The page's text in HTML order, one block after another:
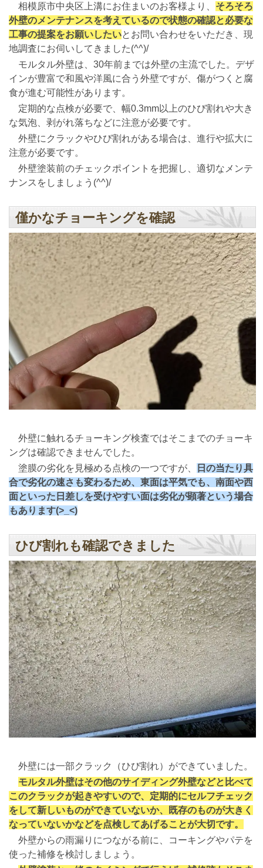
相模原市中央区上溝にお住まいのお客様より、 そろそろ
外壁のメンテナンスを考えているので状態の確認と必要な
工事の提案をお願いしたいとお問い合わせをいただき、現
地調査にお伺いしてきました(^^)/
モルタル外壁は、30年前までは外壁の主流でした。デザ
インが豊富で和風や洋風に合う外壁ですが、傷がつくと腐
食が進む可能性があります。
定期的な点検が必要で、幅0.3mm以上のひび割れや大き
な気泡、剥がれ落ちなどに注意が必要です。
外壁にクラックやひび割れがある場合は、進行や拡大に
注意が必要です。
外壁塗装前のチェックポイントを把握し、適切なメンテ
ナンスをしましょう(^^)/
僅かなチョーキングを確認
外壁に触れるチョーキング検査ではそこまでのチョーキ
ングは確認できませんでした。
塗膜の劣化を見極める点検の一つですが、
日の当たり具
合で劣化の速さも変わるため、東面は平気でも、南面や西
面といった日差しを受けやすい面は劣化が顕著という場合
もあります(>_<)
ひび割れも確認できました
外壁には一部クラック（ひび割れ）ができていました。
モルタル外壁はその他のサイディング外壁などと比べて
このクラックが起きやすいので、定期的にセルフチェック
をして新しいものができていないか、既存のものが大きく
なっていないかなどを点検してあげることが大切です。
外壁からの雨漏りにつながる前に、コーキングやパテを
使った補修を検討しましょう。